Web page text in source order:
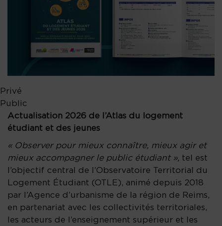
Privé
Public
Actualisation 2026 de l’Atlas du logement
étudiant et des jeunes
« Observer pour mieux connaître, mieux agir et
mieux accompagner le public étudiant », tel est
l’objectif central de l’Observatoire Territorial du
Logement Étudiant (OTLE), animé depuis 2018
par l’Agence d’urbanisme de la région de Reims,
en partenariat avec les collectivités territoriales,
les acteurs de l’enseignement supérieur et les